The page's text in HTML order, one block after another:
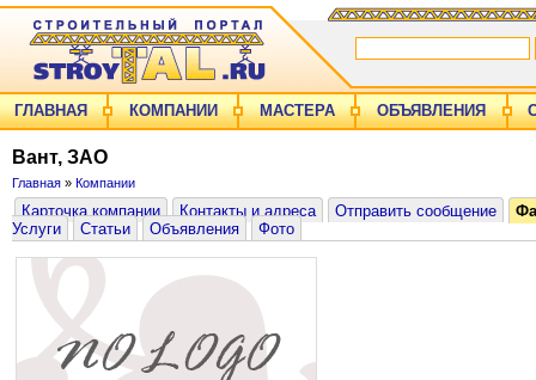
ГЛАВНАЯ КОМПАНИИ МАСТЕРА ОБЪЯВЛЕНИЯ
Вант, ЗАО
Главная » Компании
Карточка компании Контакты и адреса Отправить сообщение
Услуги
Статьи Объявления Фото